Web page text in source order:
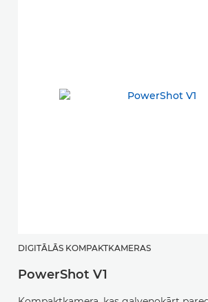
DIGITĀLĀS KOMPAKTKAMERAS
PowerShot V1